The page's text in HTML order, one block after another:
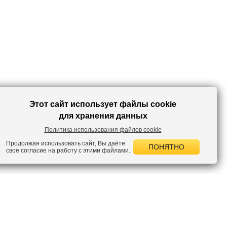
Этот сайт использует файлы cookie
для хранения данных
Политика использования файлов cookie
Продолжая использовать сайт, Вы даёте
своё согласие на работу с этими файлами.
ПОНЯТНО